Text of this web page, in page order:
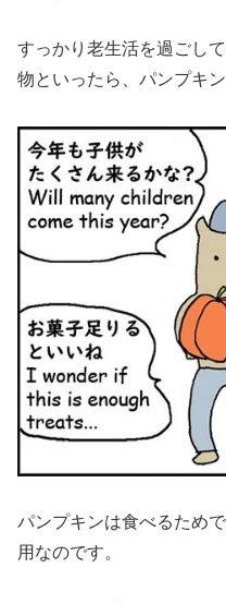
すっかり老生活を過ごし
物といったら、パンプキン
パンプキンは食べるため
用なのです。